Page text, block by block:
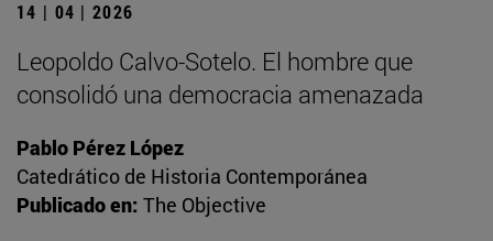
14 | 04 | 2026
Leopoldo Calvo-Sotelo. El hombre que
consolidó una democracia amenazada
Pablo Pérez López
Catedrático de Historia Contemporánea
Publicado en: The Objective